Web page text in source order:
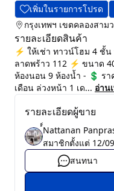
เพิ่มในรายการโปรด
กรุงเทพฯ เขตคลองสาม
รายละเอียดสินค้า
⚡ ให้เช่า ทาวน์โฮม 4 ชั้
ลาดพร้าว 112 ⚡ ขนาด
ห้องนอน 9 ห้องน้ำ - 💲 ร
เดือน ล่วงหน้า 1 เด... อ่าน
รายละเอียดผู้ขาย
Nattanan
สมาชิกตั้งแต่ 12/
สนทนา